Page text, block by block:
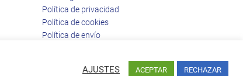
Política de privacidad
Política de cookies
Política de envío
AJUSTES ACEPTAR RECHAZAR